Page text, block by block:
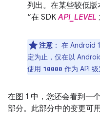
列出。在某些较低
“在 SDKAPI_LEVEL
注意 ： 在 Android
定为止，仅在以
使用 10000 作为 API
在图 1 中，您还会看到一
部分。此部分中的变更可